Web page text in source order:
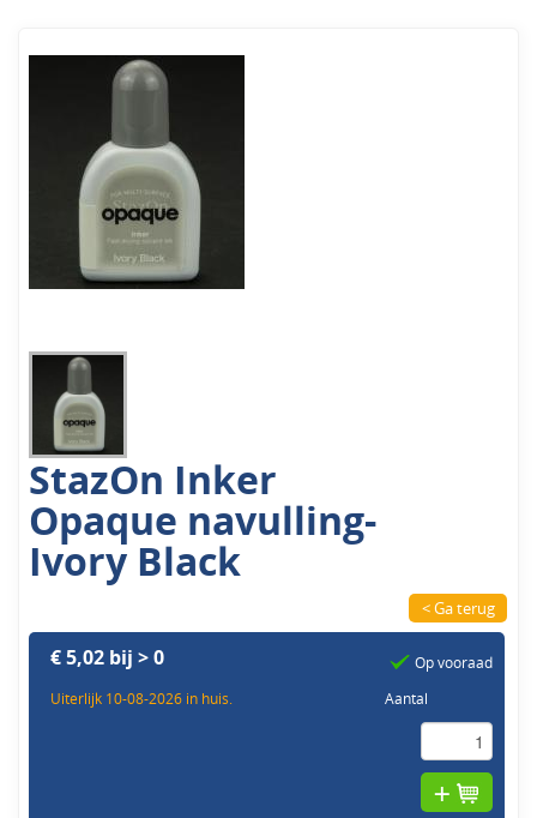
StazOn Inker
Opaque navulling-
Ivory Black
< Ga terug
€ 5,02 bij > 0
Uiterlijk 10-08-2026 in huis.
Op vooraad
Aantal